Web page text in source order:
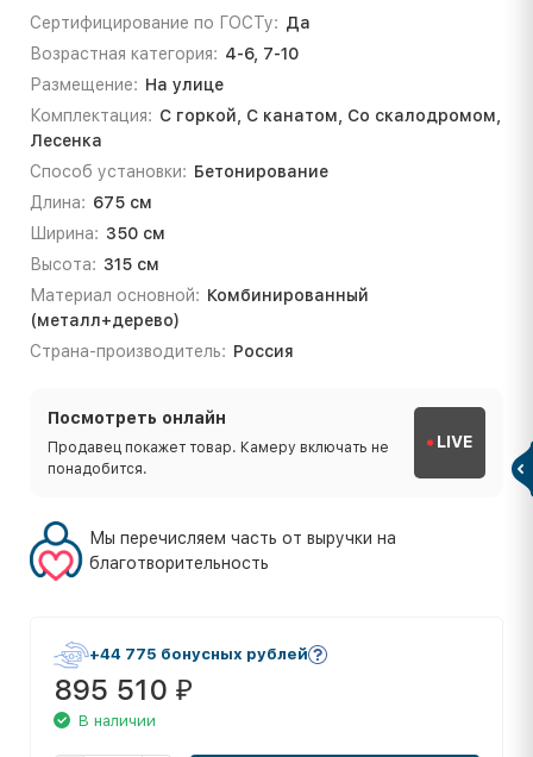
Сертифицирование по ГОСТу: Да
Возрастная категория: 4-6, 7-10
Размещение: На улице
Комплектация: С горкой, С канатом, Со скалодромом,
Лесенка
Способ установки: Бетонирование
Длина: 675 см
Ширина: 350 см
Высота: 315 см
Материал основной: Комбинированный
(металл+дерево)
Страна-производитель: Россия
Посмотреть онлайн
Продавец покажет товар. Камеру включать не
понадобится.
LIVE
Мы перечисляем часть от выручки на
благотворительность
+44 775 бонусных рублей
895 510 ₽
В наличии